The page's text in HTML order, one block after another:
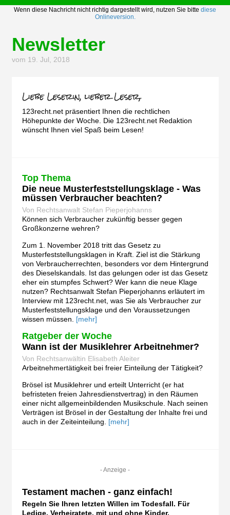
Wenn diese Nachricht nicht richtig dargestellt wird, nutzen Sie bitte diese
Onlineversion.
Newsletter
vom 19. Jul, 2018
123recht.net präsentiert Ihnen die rechtlichen
Höhepunkte der Woche. Die 123recht.net Redaktion
wünscht Ihnen viel Spaß beim Lesen!
Top Thema
Die neue Musterfeststellungsklage - Was
müssen Verbraucher beachten?
Von Rechtsanwalt Stefan Pieperjohanns
Können sich Verbraucher zukünftig besser gegen
Großkonzerne wehren?
Zum 1. November 2018 tritt das Gesetz zu
Musterfeststellungsklagen in Kraft. Ziel ist die Stärkung
von Verbraucherrechten, besonders vor dem Hintergrund
des Dieselskandals. Ist das gelungen oder ist das Gesetz
eher ein stumpfes Schwert? Wer kann die neue Klage
nutzen? Rechtsanwalt Stefan Pieperjohanns erläutert im
Interview mit 123recht.net, was Sie als Verbraucher zur
Musterfeststellungsklage und den Voraussetzungen
wissen müssen. [mehr]
Ratgeber der Woche
Wann ist der Musiklehrer Arbeitnehmer?
Von Rechtsanwältin Elisabeth Aleiter
Arbeitnehmertätigkeit bei freier Einteilung der Tätigkeit?
Brösel ist Musiklehrer und erteilt Unterricht (er hat
befristeten freien Jahresdienstvertrag) in den Räumen
einer nicht allgemeinbildenden Musikschule. Nach seinen
Verträgen ist Brösel in der Gestaltung der Inhalte frei und
auch in der Zeiteinteilung. [mehr]
- Anzeige -
Testament machen - ganz einfach!
Regeln Sie Ihren letzten Willen im Todesfall. Für
Ledige, Verheiratete, mit und ohne Kinder.